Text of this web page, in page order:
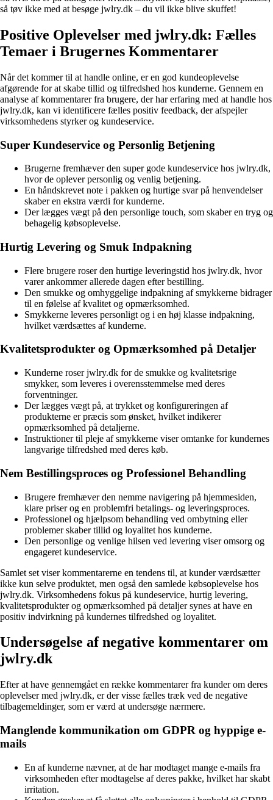
så tøv ikke med at besøge jwlry.dk – du vil ikke blive skuffet!
Positive Oplevelser med jwlry.dk: Fælles
Temaer i Brugernes Kommentarer
Når det kommer til at handle online, er en god kundeoplevelse
afgørende for at skabe tillid og tilfredshed hos kunderne. Gennem en
analyse af kommentarer fra brugere, der har erfaring med at handle hos
jwlry.dk, kan vi identificere fælles positiv feedback, der afspejler
virksomhedens styrker og kundeservice.
Super Kundeservice og Personlig Betjening
Brugerne fremhæver den super gode kundeservice hos jwlry.dk,
hvor de oplever personlig og venlig betjening.
En håndskrevet note i pakken og hurtige svar på henvendelser
skaber en ekstra værdi for kunderne.
Der lægges vægt på den personlige touch, som skaber en tryg og
behagelig købsoplevelse.
Hurtig Levering og Smuk Indpakning
Flere brugere roser den hurtige leveringstid hos jwlry.dk, hvor
varer ankommer allerede dagen efter bestilling.
Den smukke og omhyggelige indpakning af smykkerne bidrager
til en følelse af kvalitet og opmærksomhed.
Smykkerne leveres personligt og i en høj klasse indpakning,
hvilket værdsættes af kunderne.
Kvalitetsprodukter og Opmærksomhed på Detaljer
Kunderne roser jwlry.dk for de smukke og kvalitetsrige
smykker, som leveres i overensstemmelse med deres
forventninger.
Der lægges vægt på, at trykket og konfigureringen af
produkterne er præcis som ønsket, hvilket indikerer
opmærksomhed på detaljerne.
Instruktioner til pleje af smykkerne viser omtanke for kundernes
langvarige tilfredshed med deres køb.
Nem Bestillingsproces og Professionel Behandling
Brugere fremhæver den nemme navigering på hjemmesiden,
klare priser og en problemfri betalings- og leveringsproces.
Professionel og hjælpsom behandling ved ombytning eller
problemer skaber tillid og loyalitet hos kunderne.
Den personlige og venlige hilsen ved levering viser omsorg og
engageret kundeservice.
Samlet set viser kommentarerne en tendens til, at kunder værdsætter
ikke kun selve produktet, men også den samlede købsoplevelse hos
jwlry.dk. Virksomhedens fokus på kundeservice, hurtig levering,
kvalitetsprodukter og opmærksomhed på detaljer synes at have en
positiv indvirkning på kundernes tilfredshed og loyalitet.
Undersøgelse af negative kommentarer om
jwlry.dk
Efter at have gennemgået en række kommentarer fra kunder om deres
oplevelser med jwlry.dk, er der visse fælles træk ved de negative
tilbagemeldinger, som er værd at undersøge nærmere.
Manglende kommunikation om GDPR og hyppige e-
mails
En af kunderne nævner, at de har modtaget mange e-mails fra
virksomheden efter modtagelse af deres pakke, hvilket har skabt
irritation.